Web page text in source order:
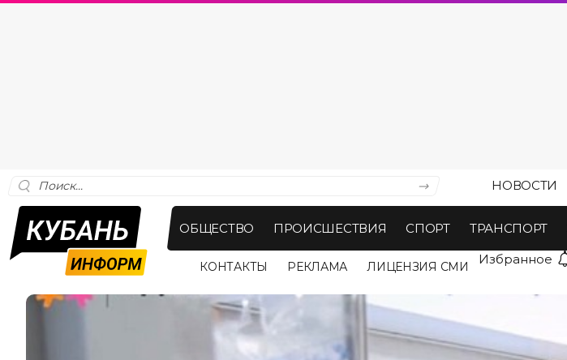
НОВОСТИ
ОБЩЕСТВО ПРОИСШЕСТВИЯ СПОРТ ТРАНСПОРТ
КОНТАКТЫ РЕКЛАМА ЛИЦЕНЗИЯ СМИ Избранное